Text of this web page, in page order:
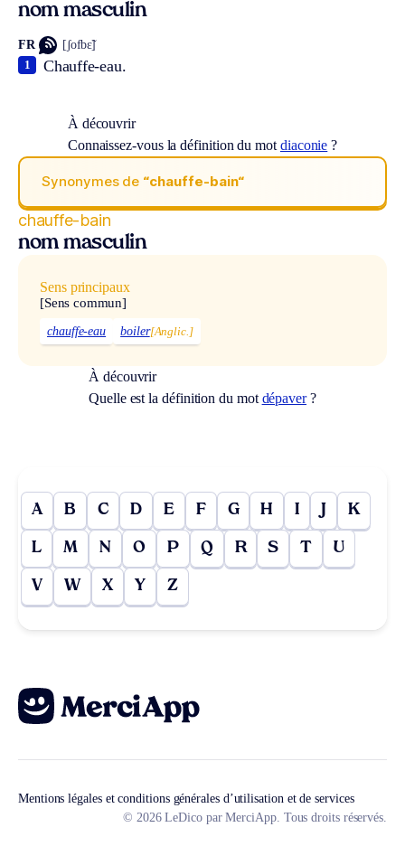
nom masculin
FR [ʃofbɛ̃]
Chauffe-eau.
1
À découvrir
Connaissez-vous la définition du mot diaconie ?
Synonymes de “chauffe-bain“
chauffe-bain
nom masculin
Sens principaux
[Sens commun]
chauffe-eau boiler[Anglic.]
À découvrir
Quelle est la définition du mot dépaver?
A B C D E F G H I J K
L M N O P Q R S T U
V W X Y Z
Mentions légales et conditions générales d’utilisation et de services
© 2026 LeDico par MerciApp. Tous droits réservés.